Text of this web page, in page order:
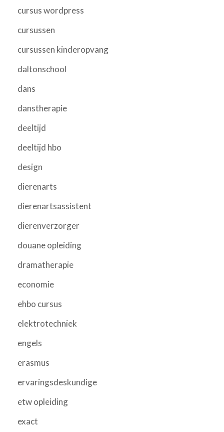
cursus wordpress
cursussen
cursussen kinderopvang
daltonschool
dans
danstherapie
deeltijd
deeltijd hbo
design
dierenarts
dierenartsassistent
dierenverzorger
douane opleiding
dramatherapie
economie
ehbo cursus
elektrotechniek
engels
erasmus
ervaringsdeskundige
etw opleiding
exact